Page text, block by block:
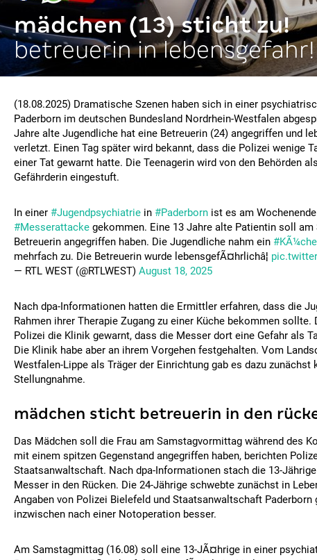
mädchen (13) sticht zu!
betreuerin in lebensgefahr!
(18.08.2025) Dramatische Szenen haben sich in einer
Paderborn im deutschen Bundesland Nordrhein-Westfalen
Jahre alte Jugendliche hat eine Betreuerin (24) angegriffen und
verletzt. Einen Tag später wird bekannt, dass die Polizei wenige
einer Tat gewarnt hatte. Die Teenagerin wird von den Behörden
Gefährderin eingestuft.
In einer #Jugendpsychiatrie in #Paderborn ist es am
#Messerattacke gekommen. Eine 13 Jahre alte Patientin soll am
Betreuerin angegriffen haben. Die Jugendliche nahm ein
mehrfach zu. Die Betreuerin wurde lebensgefÃ¤hrlichâ¦
— RTL WEST (@RTLWEST) August 18, 2025
Nach dpa-Informationen hatten die Ermittler erfahren, dass die
Rahmen ihrer Therapie Zugang zu einer Küche bekommen sollte.
Polizei die Klinik gewarnt, dass die Messer dort eine Gefahr als
Die Klinik habe aber an ihrem Vorgehen festgehalten. Vom
Westfalen-Lippe als Träger der Einrichtung gab es dazu zunächst
Stellungnahme.
mädchen sticht betreuerin in den
Das Mädchen soll die Frau am Samstagvormittag während des
mit einem spitzen Gegenstand angegriffen haben, berichten
Staatsanwaltschaft. Nach dpa-Informationen stach die 13-
Messer in den Rücken. Die 24-Jährige schwebte zunächst in
Angaben von Polizei Bielefeld und Staatsanwaltschaft Paderborn
inzwischen nach einer Notoperation besser.
Am Samstagmittag (16.08) soll eine 13-JÃ¤hrige in einer